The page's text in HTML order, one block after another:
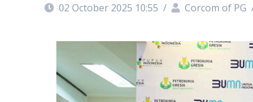
02 October 2025 10:55 / Corcom of PG